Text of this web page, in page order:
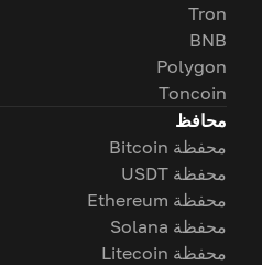
Tron
BNB
Polygon
Toncoin
محافظ
محفظة Bitcoin
محفظة USDT
محفظة Ethereum
محفظة Solana
محفظة Litecoin